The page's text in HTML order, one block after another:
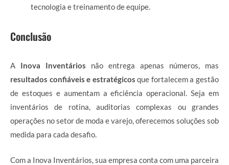
tecnologia e treinamento de equipe.
Conclusão
A Inova Inventários não entrega apenas números, mas
resultados confiáveis e estratégicos que fortalecem a gestão
de estoques e aumentam a eficiência operacional. Seja em
inventários de rotina, auditorias complexas ou grandes
operações no setor de moda e varejo, oferecemos soluções sob
medida para cada desafio.
Com a Inova Inventários, sua empresa conta com uma parceira